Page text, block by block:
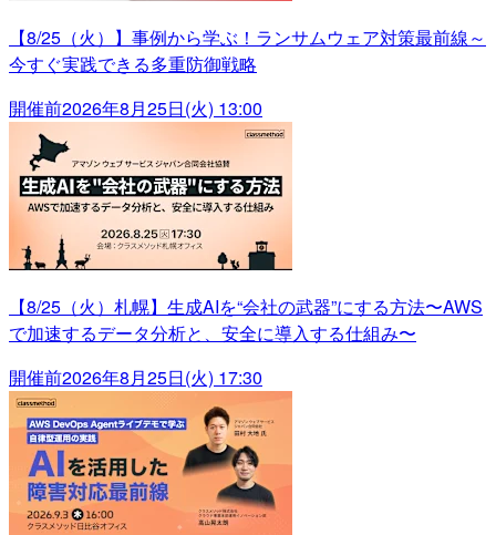
【8/25（火）】事例から学ぶ！ランサムウェア対策最前線～
今すぐ実践できる多重防御戦略
開催前2026年8月25日(火) 13:00
【8/25（火）札幌】生成AIを“会社の武器”にする方法〜AWS
で加速するデータ分析と、安全に導入する仕組み〜
開催前2026年8月25日(火) 17:30